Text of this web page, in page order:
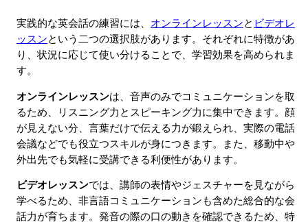
実践的な英会話の練習には、 オンラインレッスンと ビデオレ
ッスンという二つの選択肢があります。それぞれに特徴があ
り、状況に応じて使い分けることで、学習効果を高められま
す。
オンラインレッスンは、音声のみでコミュニケーションを取
るため、リスニング力とスピーキング力に集中できます。顔
が見えない分、言葉だけで伝える力が鍛えられ、実際の電話
会議などでも役立つスキルが身につきます。また、移動中や
外出先でも気軽に受講できる利便性があります。
ビデオレッスンでは、講師の表情やジェスチャーを見ながら
学べるため、非言語コミュニケーションも含めた総合的な会
話力が育ちます。発音の際の口の動きを確認できるため、特